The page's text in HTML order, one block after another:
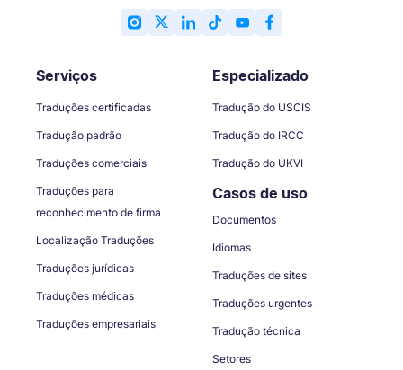
Serviços
Traduções certificadas
Tradução padrão
Traduções comerciais
Traduções para
reconhecimento de firma
Localização Traduções
Traduções jurídicas
Traduções médicas
Traduções empresariais
Especializado
Tradução do USCIS
Tradução do IRCC
Tradução do UKVI
Casos de uso
Documentos
Idiomas
Traduções de sites
Traduções urgentes
Tradução técnica
Setores